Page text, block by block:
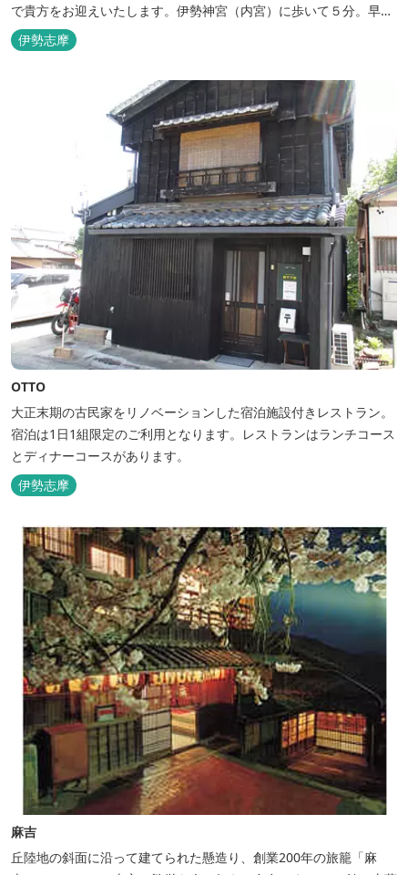
で貴方をお迎えいたします。伊勢神宮（内宮）に歩いて５分。早朝
参拝を体験できます。
伊勢志摩
OTTO
大正末期の古民家をリノベーションした宿泊施設付きレストラン。
宿泊は1日1組限定のご利用となります。レストランはランチコース
とディナーコースがあります。
伊勢志摩
麻吉
丘陸地の斜面に沿って建てられた懸造り、創業200年の旅籠「麻